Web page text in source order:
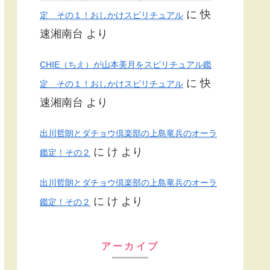
定 その１！おしかけスピリチュアル に快
速湘南台 より
CHIE（ちえ）が山本美月をスピリチュアル鑑
定 その１！おしかけスピリチュアル に快
速湘南台 より
出川哲朗とダチョウ倶楽部の上島竜兵のオーラ
鑑定！その２ に け より
出川哲朗とダチョウ倶楽部の上島竜兵のオーラ
鑑定！その２ に け より
アーカイブ